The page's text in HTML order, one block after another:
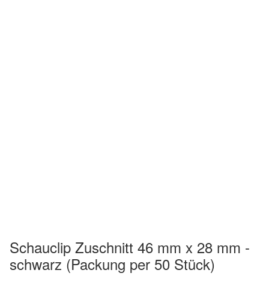
Schauclip Zuschnitt 46 mm x 28 mm -
schwarz (Packung per 50 Stück)